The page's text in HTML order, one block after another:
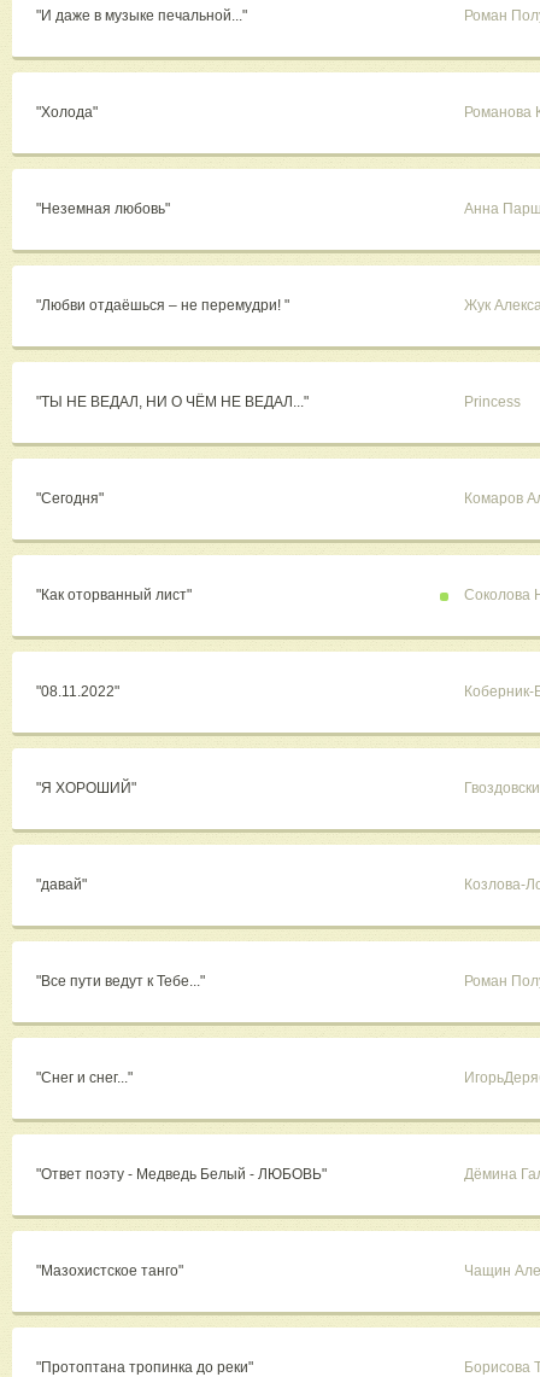
"И даже в музыке печальной..." Роман
"Холода" Романова
"Неземная любовь" Анна
"Любви отдаёшься – не перемудри! " Жук
"ТЫ НЕ ВЕДАЛ, НИ О ЧЁМ НЕ ВЕДАЛ..." Princess
"Сегодня" Комаров
"Как оторванный лист" Соколова
"08.11.2022" Коберник-
"Я ХОРОШИЙ"
"давай" Козлова-
"Все пути ведут к Тебе..." Роман
"Снег и снег..."
"Ответ поэту - Медведь Белый - ЛЮБОВЬ" Дёмина
"Мазохистское танго" Чащин
"Протоптана тропинка до реки" Борисова